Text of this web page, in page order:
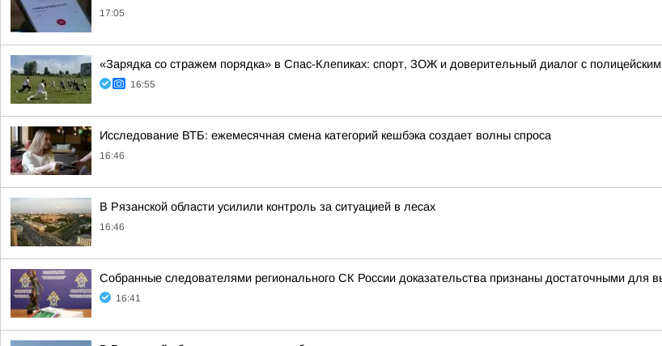
17:05
«Зарядка со стражем порядка» в Спас-Клепиках: спорт, ЗОЖ и доверительный диалог с
16:55
Исследование ВТБ: ежемесячная смена категорий кешбэка создает волны спроса
16:46
В Рязанской области усилили контроль за ситуацией в лесах
16:46
Собранные следователями регионального СК России доказательства признаны достаточными для
16:41